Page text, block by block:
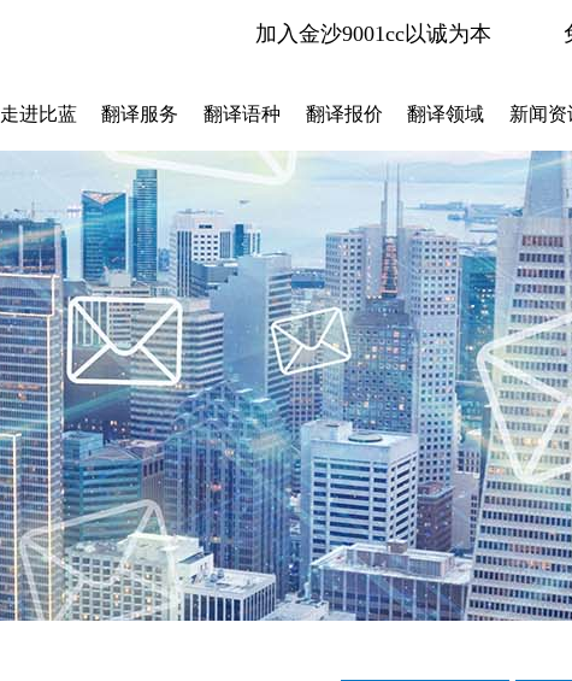
加入金沙9001cc以诚为本
走进比蓝 翻译服务 翻译语种 翻译报价 翻译领域 新闻资